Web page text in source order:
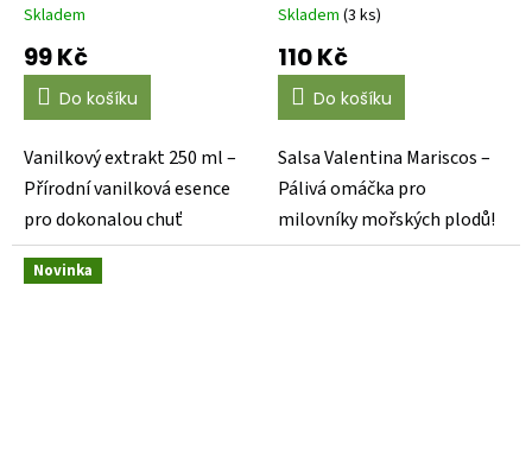
Skladem
99 Kč
Do košíku
Vanilkový extrakt 250 ml –
Přírodní vanilková esence
pro dokonalou chuť
Obohaťte své dezerty a...
Skladem (3 ks)
110 Kč
Do košíku
Salsa Valentina Mariscos –
Pálivá omáčka pro
milovníky mořských plodů!
Salsa Valentina Mariscos...
Novinka